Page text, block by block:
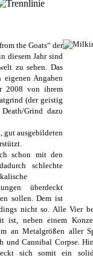
the Goats“ der
diesem Jahr sind
zu sehen. Das
Angaben
2008 von ihrem
(der geistig
Grind dazu
gut ausgebildeten
schon mit den
schlechte
überdeckt
sollen. Dem ist
nicht so. Alle Vier
ist, neben einem
an Metalgrößen aller
und Cannibal Corpse.
sich somit ein